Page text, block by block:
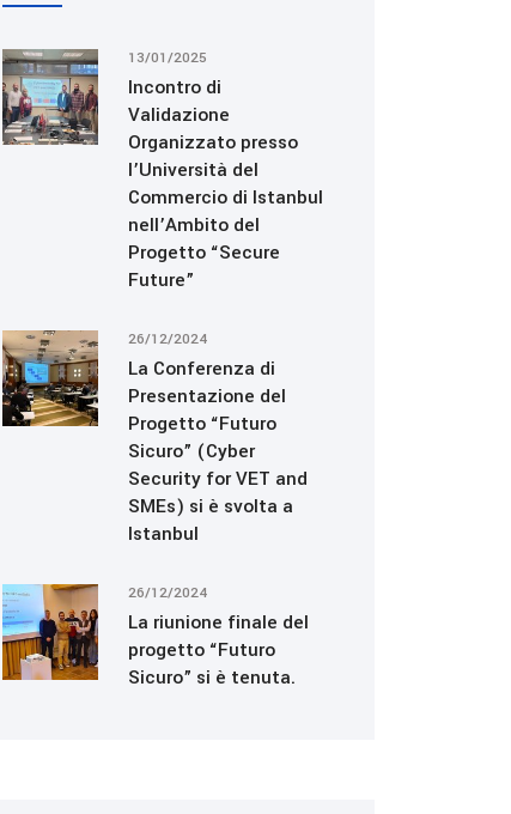
13/01/2025
Incontro di
Validazione
Organizzato presso
l’Università del
Commercio di Istanbul
nell’Ambito del
Progetto “Secure
Future”
26/12/2024
La Conferenza di
Presentazione del
Progetto “Futuro
Sicuro” (Cyber
Security for VET and
SMEs) si è svolta a
Istanbul
26/12/2024
La riunione finale del
progetto “Futuro
Sicuro” si è tenuta.